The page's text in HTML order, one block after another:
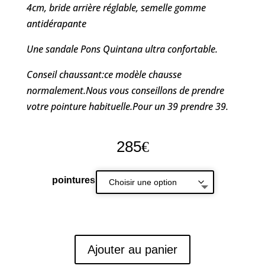
4cm, bride arrière réglable, semelle gomme
antidérapante
Une sandale Pons Quintana ultra confortable.
Conseil chaussant:ce modèle chausse
normalement.Nous vous conseillons de prendre
votre pointure habituelle.Pour un 39 prendre 39.
285€
pointures
Ajouter au panier